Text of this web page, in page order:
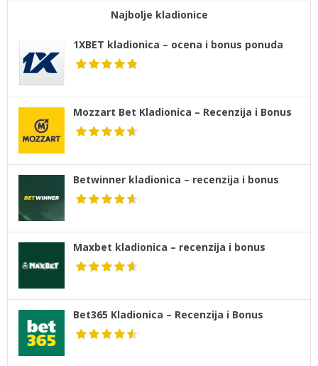
Najbolje kladionice
1XBET kladionica – ocena i bonus ponuda
Mozzart Bet Kladionica – Recenzija i Bonus
Betwinner kladionica – recenzija i bonus
Maxbet kladionica – recenzija i bonus
Bet365 Kladionica – Recenzija i Bonus